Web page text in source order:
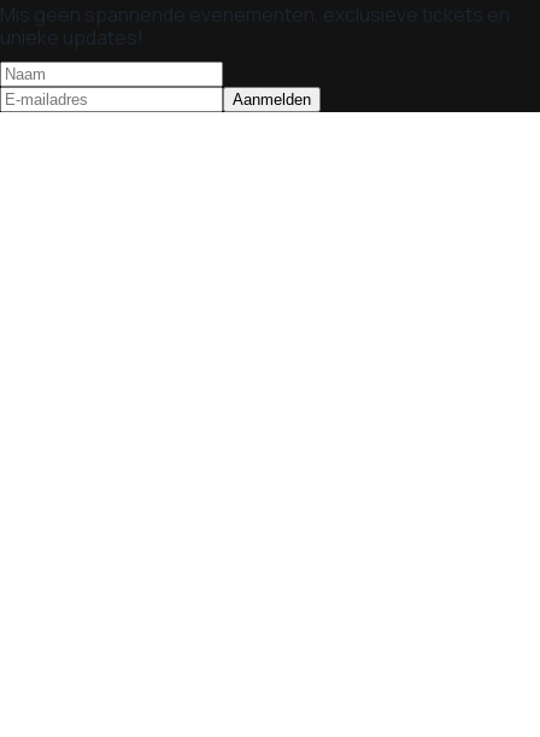
Mis geen spannende evenementen, exclusieve tickets en
unieke updates!